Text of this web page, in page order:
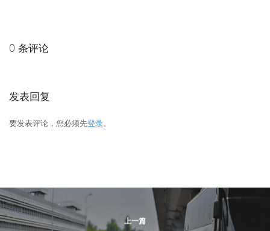
0 条评论
发表回复
要发表评论，您必须先登录。
上一篇